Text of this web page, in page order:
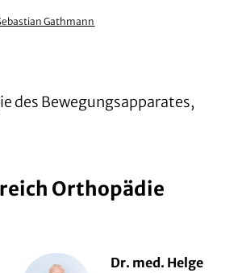
Gathmann
des Bewegungsapparates,
Orthopädie
Dr. med. Helge